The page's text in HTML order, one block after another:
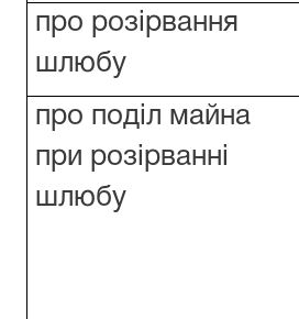
про розірвання
шлюбу
про поділ майна
при розірванні
шлюбу